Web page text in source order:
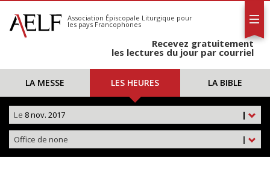
S'abonner
Calendrier
Association Épiscopale Liturgique pour
les pays Francophones
Recevez gratuitement
les lectures du jour par courriel
LA MESSE LES HEURES LA BIBLE
|
Le 8 nov. 2017
|
Office de none